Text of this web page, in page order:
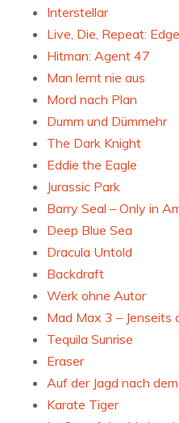
Interstellar
Live, Die, Repeat:
Hitman: Agent 47
Man lernt nie aus
Mord nach Plan
Dumm und Dümmehr
The Dark Knight
Eddie the Eagle
Jurassic Park
Barry Seal – Only in
Deep Blue Sea
Dracula Untold
Backdraft
Werk ohne Autor
Mad Max 3 – Jenseits
Tequila Sunrise
Eraser
Auf der Jagd nach
Karate Tiger